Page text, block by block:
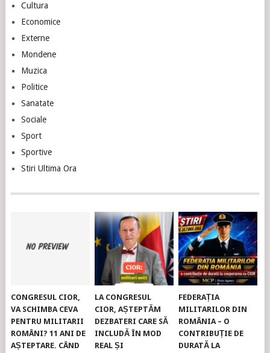
Cultura
Economice
Externe
Mondene
Muzica
Politice
Sanatate
Sociale
Sport
Sportive
Stiri Ultima Ora
CONGRESUL CIOR,
VA SCHIMBA CEVA
PENTRU MILITARII
ROMÂNI? 11 ANI DE
AȘTEPTARE. CÂND
LA CONGRESUL
CIOR, AȘTEPTĂM
DEZBATERI CARE SĂ
INCLUDĂ ÎN MOD
REAL ȘI
FEDERAȚIA
MILITARILOR DIN
ROMÂNIA – O
CONTRIBUȚIE DE
DURATĂ LA